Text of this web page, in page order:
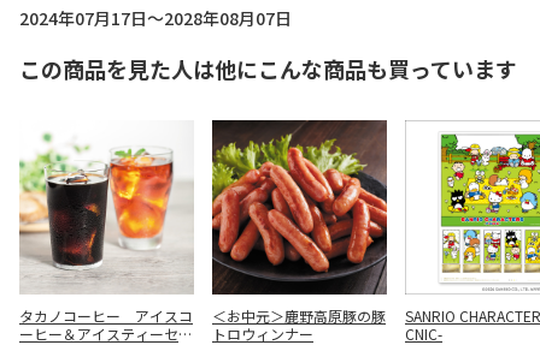
2024年07月17日～2028年08月07日
この商品を見た人は他にこんな商品も買っています
タカノコーヒー アイスコ
ーヒー＆アイスティーセッ
＜お中元＞鹿野高原豚の豚
トロウィンナー
SANRIO
CNIC-